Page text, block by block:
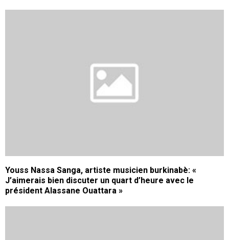
Youss Nassa Sanga, artiste musicien burkinabè: «
J’aimerais bien discuter un quart d’heure avec le
président Alassane Ouattara »